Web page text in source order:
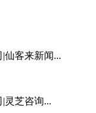
仙客来新闻...
灵芝咨询...